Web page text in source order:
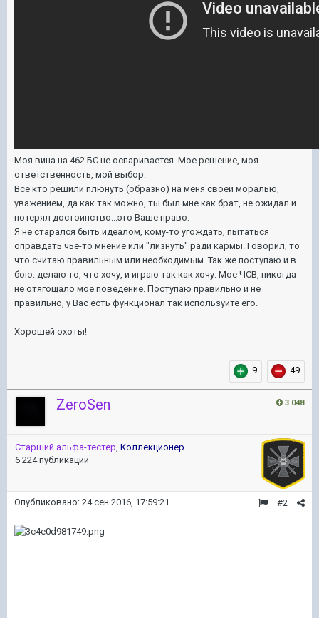
Моя вина на 462 БС не оспаривается. Мое решение, моя
ответственность, мой выбор.
Все кто решили плюнуть (образно) на меня своей моралью,
уважением, да как так можно, ты был мне как брат, не ожидал и
потерял достоинство...это Ваше право.
Я не старался быть идеалом, кому-то угождать, пытаться
оправдать чье-то мнение или "лизнуть" ради кармы. Говорил, то
что считаю правильным или необходимым. Так же поступаю и в
бою: делаю то, что хочу, и играю так как хочу. Мое ЧСВ, никогда
не отягощало мое поведение. Поступаю правильно и не
правильно, у Вас есть функционал так используйте его.
Хорошей охоты!
9 49
3 048
ZeroSen
Старший альфа-тестер, Коллекционер
6 224 публикации
#2
Опубликовано: 24 сен 2016, 17:59:21